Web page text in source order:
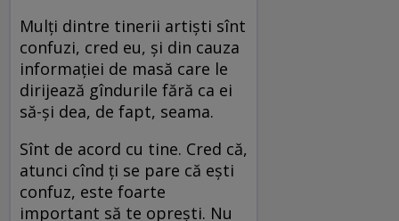
Mulţi dintre tinerii artişti sînt
confuzi, cred eu, şi din cauza
informaţiei de masă care le
dirijează gîndurile fără ca ei
să-şi dea, de fapt, seama.
Sînt de acord cu tine. Cred că,
atunci cînd ţi se pare că eşti
confuz, este foarte
important să te opreşti. Nu